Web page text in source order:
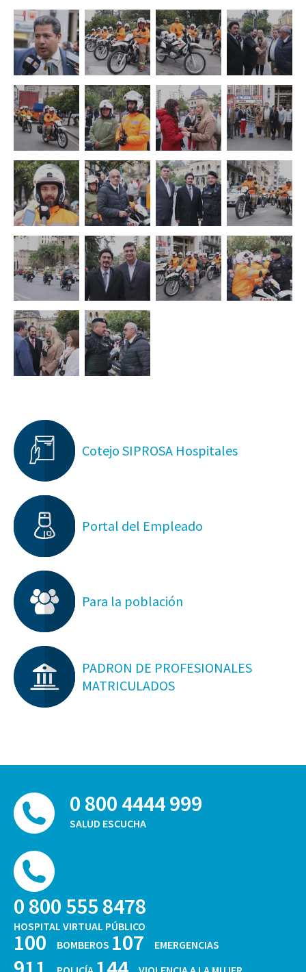
Cotejo SIPROSA Hospitales
Portal del Empleado
Para la población
PADRON DE PROFESIONALES
MATRICULADOS
0 800 4444 999
SALUD ESCUCHA
0 800 555 8478
HOSPITAL VIRTUAL PÚBLICO
100 BOMBEROS 107 EMERGENCIAS